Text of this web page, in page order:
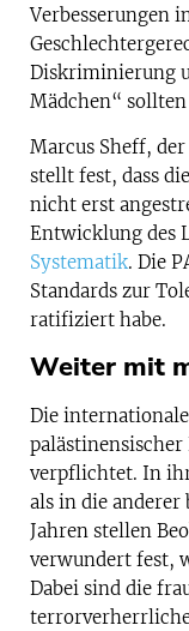
Verbesserungen
Diskriminierung
Mädchen“
Marcus Sheff,
stellt fest, dass
nicht erst
Entwicklung des
Systematik. Die
Standards zur
ratifiziert habe.
Weiter mit
Die
verpflichtet. In
als in die anderer
Jahren stellen
verwundert fest,
Dabei sind die